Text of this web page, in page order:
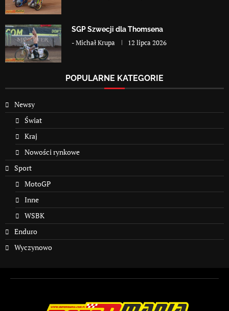
SGP Szwecji dla Thomsena
-Michał Krupa 12 lipca 2026
POPULARNE KATEGORIE
Newsy
Świat
Kraj
Nowości rynkowe
Sport
MotoGP
Inne
WSBK
Enduro
Wyczynowo